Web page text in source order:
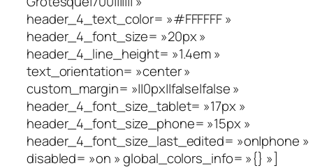
header_4_text_color= »#FFFFFF »
header_4_font_size= »20px »
header_4_line_height= »1.4em »
text_orientation= »center »
custom_margin= »||0px||false|false »
header_4_font_size_tablet= »17px »
header_4_font_size_phone= »15px »
header_4_font_size_last_edited= »on|phone »
disabled= »on » global_colors_info= »{} »]